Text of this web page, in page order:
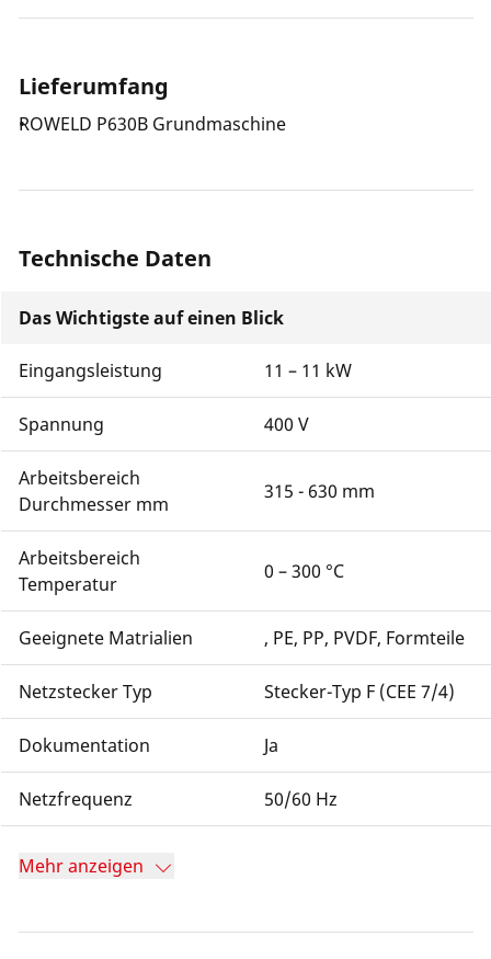
Schweißungen gemäß DVS Richtlinie 2207-1 und
einem stufenlosen Druckregler, einem gut
ablesbarem Manometer und einem Druckspeicher
Lieferumfang
ROWELD P630B Grundmaschine
Technische Daten
Das Wichtigste auf einen Blick
Eingangsleistung 11 – 11 kW
Spannung 400 V
Arbeitsbereich
Durchmesser mm
315 - 630 mm
Arbeitsbereich
Temperatur
0 – 300 °C
Geeignete Matrialien , PE, PP, PVDF, Formteile
Netzstecker Typ Stecker-Typ F (CEE 7/4)
Dokumentation Ja
Netzfrequenz 50/60 Hz
Mehr anzeigen